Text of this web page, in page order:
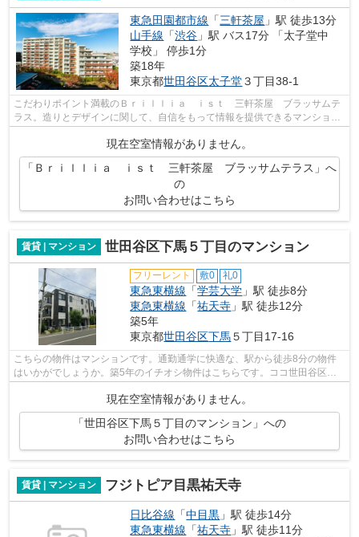
東急田園都市線 「三軒茶屋 」駅 徒歩13分
山手線 「渋谷 」駅 バス17分 「太子堂中
学校」 停歩1分
築18年
東京都世田谷区太子堂３丁目38-1
こだわりポイント満載のＢｒｉｌｌｉａ ｉｓｔ 三軒茶屋 ブラッサムテ
ラス。造りとデザインに関して、自信をもって情報を提供できるマンション
現在空室情報がありません。
「Ｂｒｉｌｌｉａ ｉｓｔ 三軒茶屋 ブラッサムテラス」へ
の
お問い合わせはこちら
賃貸 | マンション 世田谷区下馬５丁目のマンション
フリーレント 敷0 礼0
東急東横線 「学芸大学 」駅 徒歩8分
東急東横線 「祐天寺 」駅 徒歩12分
築5年
東京都世田谷区下馬５丁目17-16
こちらの物件はマンションです。通勤通学に快適な、駅から徒歩8分の物件
はいかがでしょうか。築5年のイチオシ物件はこちらです。ココ世田谷区
で、東京リーシングセンターが数多くの物...
現在空室情報がありません。
「世田谷区下馬５丁目のマンション」への
お問い合わせはこちら
賃貸 | マンション フジトピア目黒祐天寺
日比谷線 「中目黒 」駅 徒歩14分
東急東横線 「祐天寺 」駅 徒歩11分